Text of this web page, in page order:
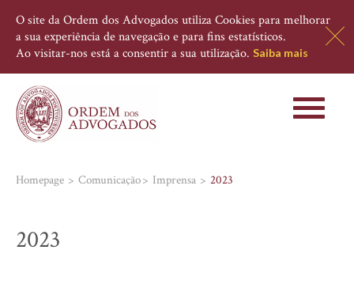
O site da Ordem dos Advogados utiliza Cookies para melhorar
a sua experiência de navegação e para fins estatísticos.
Ao visitar-nos está a consentir a sua utilização. Saiba mais
Toggle
Homepage Comunicação Imprensa 2023
2023